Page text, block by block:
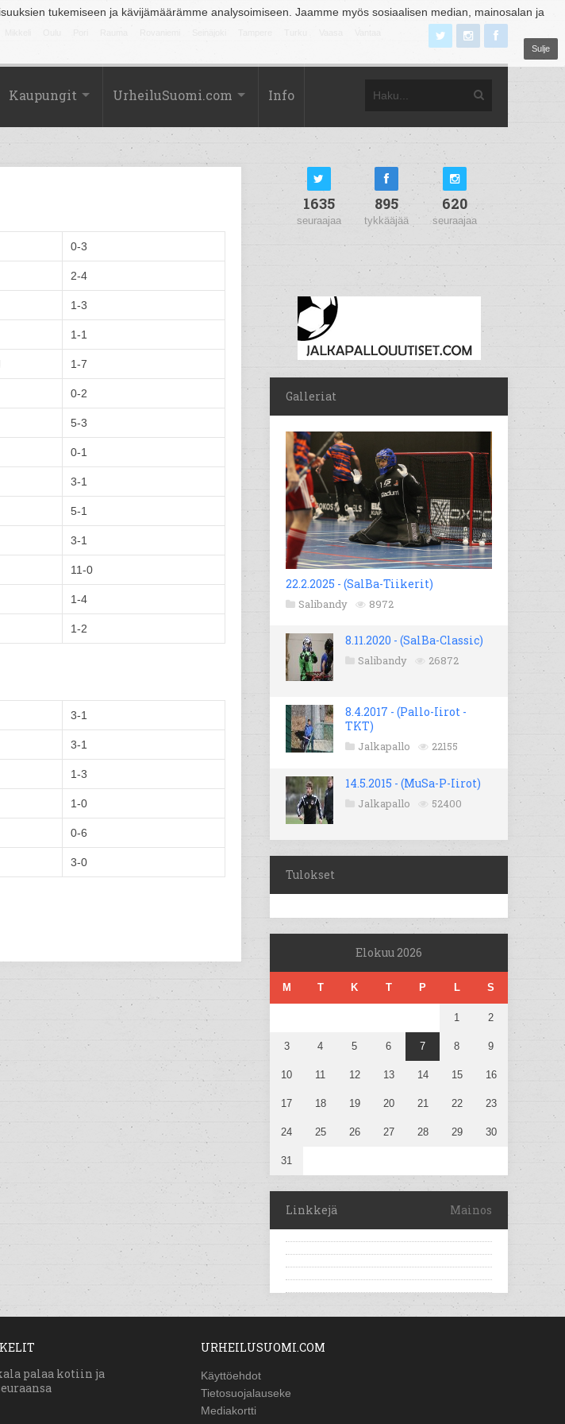
tukemiseen ja kävijämäärämme analysoimiseen. Jaamme myös sosiaalisen median, mainosalan ja
Sulje
Kaupungit UrheiluSuomi.com Info
0-3
2-4
1-3
1-1
1-7
0-2
5-3
0-1
3-1
5-1
3-1
11-0
1-4
1-2
3-1
3-1
1-3
1-0
0-6
3-0
1635
seuraajaa
895
tykkääjää
620
seuraajaa
Galleriat
22.2.2025 - (SalBa-Tiikerit)
Salibandy 8972
8.11.2020 - (SalBa-Classic)
Salibandy 26872
8.4.2017 - (Pallo-Iirot -
TKT)
Jalkapallo 22155
14.5.2015 - (MuSa-P-Iirot)
Jalkapallo 52400
Tulokset
Elokuu 2026
M T K T P L S
1 2
3 4 5 6 7 8 9
10 11 12 13 14 15 16
17 18 19 20 21 22 23
24 25 26 27 28 29 30
31
Linkkejä Mainos
palaa kotiin ja
URHEILUSUOMI.COM
Käyttöehdot
Tietosuojalauseke
Mediakortti